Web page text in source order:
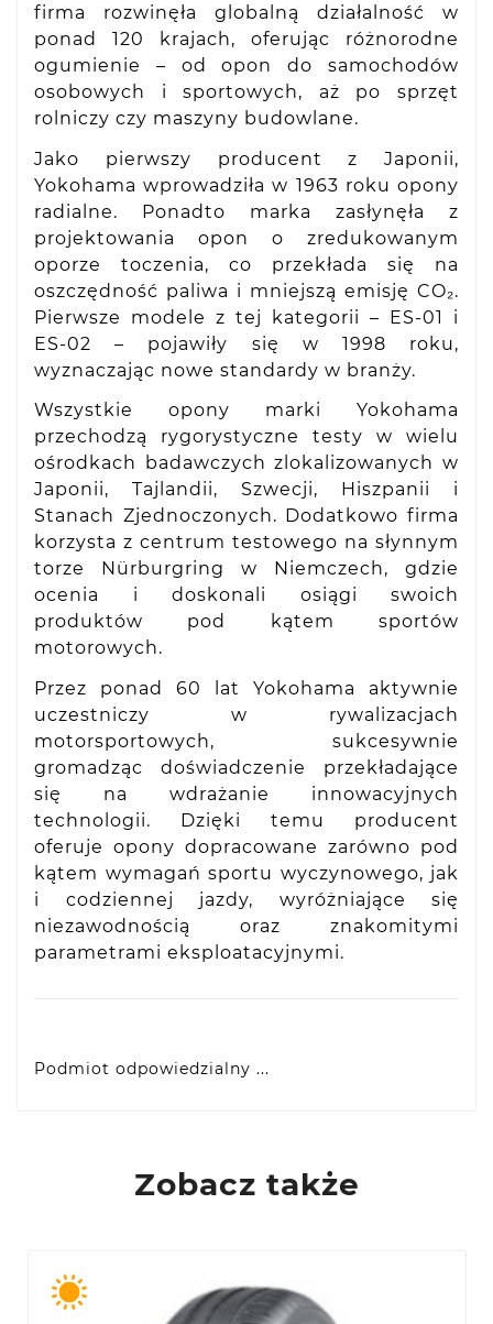
firma rozwinęła globalną działalność w
ponad 120 krajach, oferując różnorodne
ogumienie – od opon do samochodów
osobowych i sportowych, aż po sprzęt
rolniczy czy maszyny budowlane.
Jako pierwszy producent z Japonii,
Yokohama wprowadziła w 1963 roku opony
radialne. Ponadto marka zasłynęła z
projektowania opon o zredukowanym
oporze toczenia, co przekłada się na
oszczędność paliwa i mniejszą emisję CO₂.
Pierwsze modele z tej kategorii – ES-01 i
ES-02 – pojawiły się w 1998 roku,
wyznaczając nowe standardy w branży.
Wszystkie opony marki Yokohama
przechodzą rygorystyczne testy w wielu
ośrodkach badawczych zlokalizowanych w
Japonii, Tajlandii, Szwecji, Hiszpanii i
Stanach Zjednoczonych. Dodatkowo firma
korzysta z centrum testowego na słynnym
torze Nürburgring w Niemczech, gdzie
ocenia i doskonali osiągi swoich
produktów pod kątem sportów
motorowych.
Przez ponad 60 lat Yokohama aktywnie
uczestniczy w rywalizacjach
motorsportowych, sukcesywnie
gromadząc doświadczenie przekładające
się na wdrażanie innowacyjnych
technologii. Dzięki temu producent
oferuje opony dopracowane zarówno pod
kątem wymagań sportu wyczynowego, jak
i codziennej jazdy, wyróżniające się
niezawodnością oraz znakomitymi
parametrami eksploatacyjnymi.
Podmiot odpowiedzialny ...
Zobacz także